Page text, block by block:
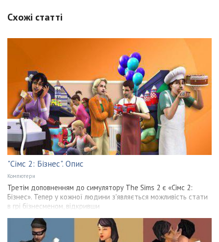
Схожі статті
"Сімс 2: Бізнес". Опис
Компютери
Третім доповненням до симулятору The Sims 2 є «Сімс 2:
Бізнес». Тепер у кожної людини з'являється можливість стати
в грі бізнесменом, відкривши